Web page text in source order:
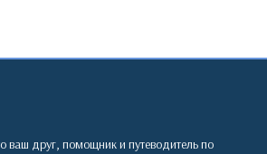
ваш друг, помощник и путеводитель по